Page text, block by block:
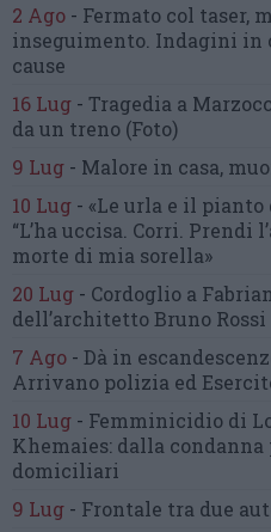
2 Ago - Fermato col taser,
inseguimento. Indagini in
cause
16 Lug - Tragedia a
da un treno (Foto)
9 Lug - Malore in casa,
10 Lug - «Le urla e il
“L’ha uccisa. Corri. Prendi
morte di mia sorella»
20 Lug - Cordoglio a
dell’architetto Bruno Rossi
7 Ago - Dà in
Arrivano polizia ed
10 Lug - Femminicidio di
Khemaies: dalla condanna
domiciliari
9 Lug - Frontale tra due